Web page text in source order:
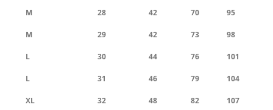
M 28 42 70 95
M 29 42 73 98
L 30 44 76 101
L 31 46 79 104
XL 32 48 82 107